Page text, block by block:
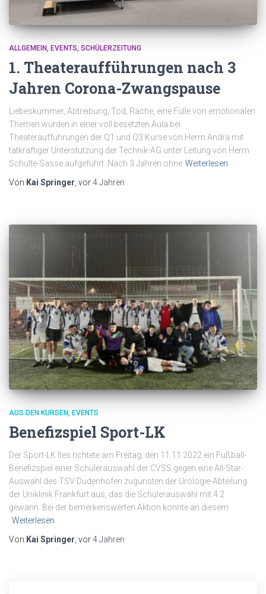
ALLGEMEIN EVENTS SCHÜLERZEITUNG
1. Theateraufführungen nach 3
Jahren Corona-Zwangspause
Liebeskummer, Abtreibung, Tod, Rache, eine Fülle von emotionalen
Themen wurden in einer voll besetzten Aula bei
Theateraufführungen der Q1 und Q3 Kurse von Herrn Andrä mit
tatkräftiger Unterstützung der Technik-AG unter Leitung von Herrn
Schulte-Sasse aufgeführt. Nach 3 Jahren ohne Weiterlesen
Von Kai Springer , vor4 Jahren
AUS DEN KURSEN EVENTS
Benefizspiel Sport-LK
Der Sport-LK Ites richtete am Freitag, den 11.11.2022 ein Fußball-
Benefizspiel einer Schülerauswahl der CVSS gegen eine All-Star-
Auswahl des TSV Dudenhofen zugunsten der Urologie-Abteilung
der Uniklinik Frankfurt aus, das die Schülerauswahl mit 4:2
gewann. Bei der bemerkenswerten Aktion konnte an diesem
Weiterlesen
Von Kai Springer, vor4 Jahren